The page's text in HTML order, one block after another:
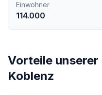
Einwohner
114.000
Vorteile unserer
Koblenz